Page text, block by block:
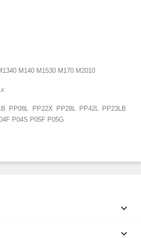
M140 M1530 M170 M2010
PP08L PP22X PP28L PP42L PP23LB
P04S P05F P05G

